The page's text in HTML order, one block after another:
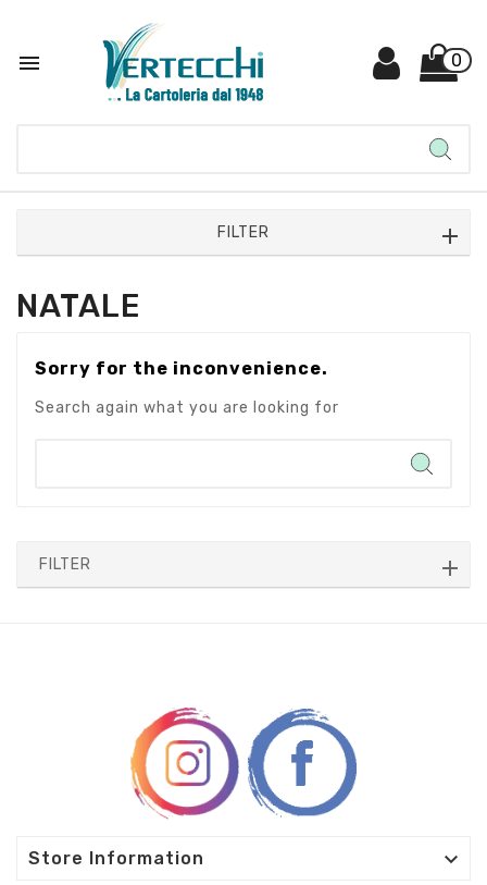
 0
FILTER
NATALE
Sorry for the inconvenience.
Search again what you are looking for
FILTER
Store Information 